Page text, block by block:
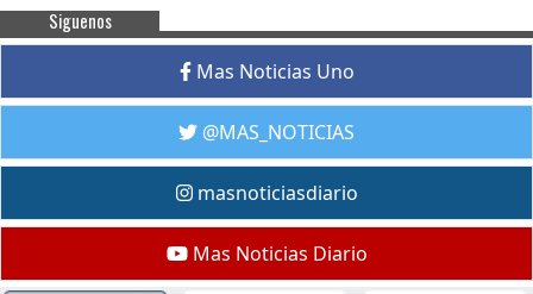
Siguenos
Mas Noticias Uno
@MAS_NOTICIAS
masnoticiasdiario
Mas Noticias Diario